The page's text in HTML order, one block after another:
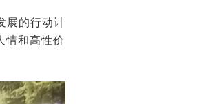
展的行动计
情和高性价